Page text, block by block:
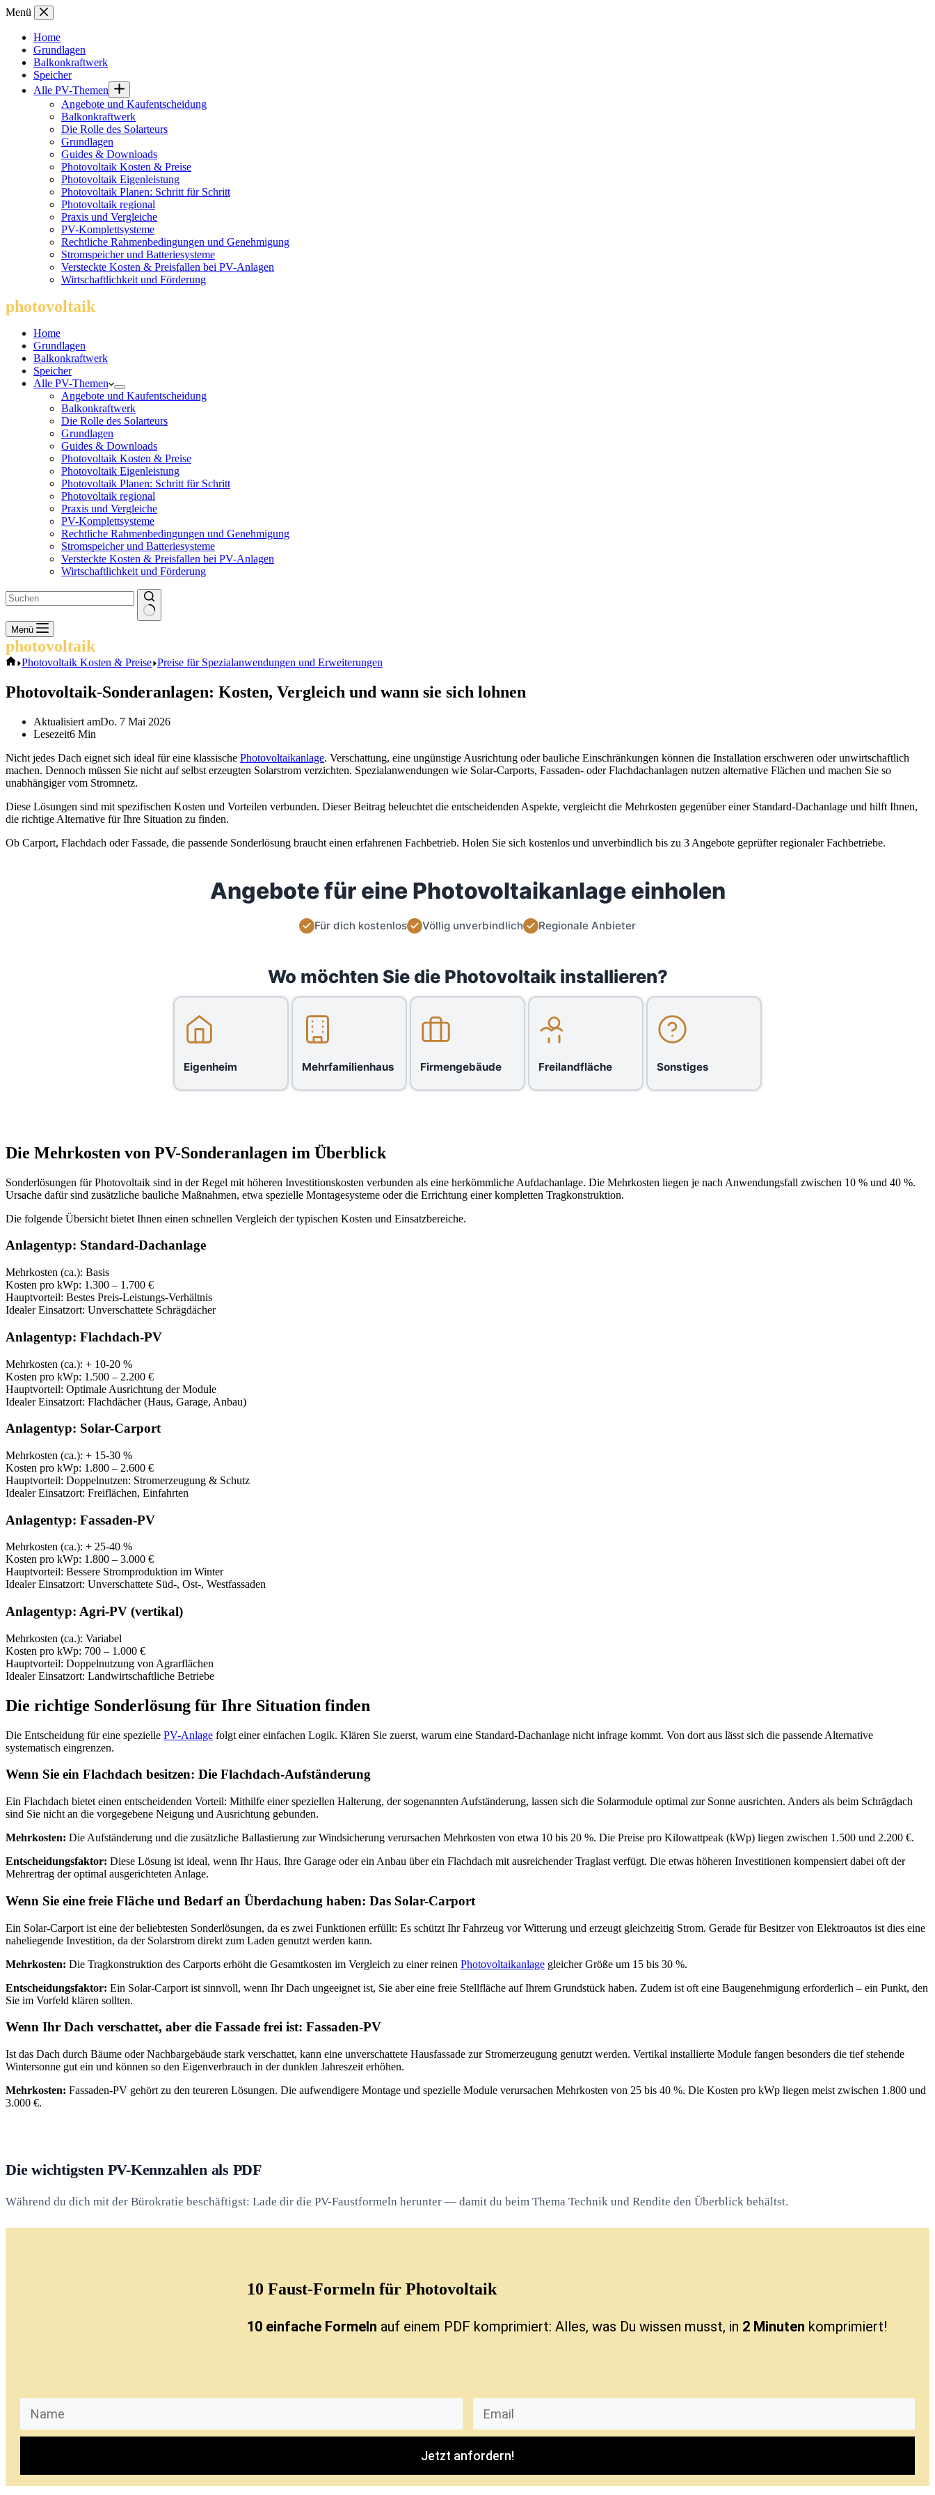
Zum
springen
Menü
Home
Grundlagen
Balkonkraftwerk
Speicher
Alle PV-Themen
Angebote und Kaufentscheidung
Balkonkraftwerk
Die Rolle des Solarteurs
Grundlagen
Guides & Downloads
Photovoltaik Kosten & Preise
Photovoltaik Eigenleistung
Photovoltaik Planen: Schritt für Schritt
Photovoltaik regional
Praxis und Vergleiche
PV-Komplettsysteme
Rechtliche Rahmenbedingungen und Genehmigung
Stromspeicher und Batteriesysteme
Versteckte Kosten & Preisfallen bei PV-Anlagen
Wirtschaftlichkeit und Förderung
photovoltaik
Home
Grundlagen
Balkonkraftwerk
Speicher
Alle PV-Themen
Angebote und Kaufentscheidung
Balkonkraftwerk
Die Rolle des Solarteurs
Grundlagen
Guides & Downloads
Photovoltaik Kosten & Preise
Photovoltaik Eigenleistung
Photovoltaik Planen: Schritt für Schritt
Photovoltaik regional
Praxis und Vergleiche
PV-Komplettsysteme
Rechtliche Rahmenbedingungen und Genehmigung
Stromspeicher und Batteriesysteme
Versteckte Kosten & Preisfallen bei PV-Anlagen
Wirtschaftlichkeit und Förderung
Keine
Ergebnisse
Menü
photovoltaik
Start
Photovoltaik Kosten & Preise Preise für Spezialanwendungen und Erweiterungen
Photovoltaik-Sonderanlagen: Kosten, Vergleich und wann sie sich lohnen
Aktualisiert amDo. 7 Mai 2026
Lesezeit6 Min
Nicht jedes Dach eignet sich ideal für eine klassische Photovoltaikanlage. Verschattung, eine ungünstige Ausrichtung oder bauliche Einschränkungen können die Installation erschweren oder unwirtschaftlich
machen. Dennoch müssen Sie nicht auf selbst erzeugten Solarstrom verzichten. Spezialanwendungen wie Solar-Carports, Fassaden- oder Flachdachanlagen nutzen alternative Flächen und machen Sie so
unabhängiger vom Stromnetz.
Diese Lösungen sind mit spezifischen Kosten und Vorteilen verbunden. Dieser Beitrag beleuchtet die entscheidenden Aspekte, vergleicht die Mehrkosten gegenüber einer Standard-Dachanlage und hilft Ihnen,
die richtige Alternative für Ihre Situation zu finden.
Ob Carport, Flachdach oder Fassade, die passende Sonderlösung braucht einen erfahrenen Fachbetrieb. Holen Sie sich kostenlos und unverbindlich bis zu 3 Angebote geprüfter regionaler Fachbetriebe.
Angebote für eine Photovoltaikanlage einholen
Für dich kostenlos Völlig unverbindlich Regionale Anbieter
Wo möchten Sie die Photovoltaik installieren?
Eigenheim Mehrfamilienhaus Firmengebäude Freilandfläche Sonstiges
Die Mehrkosten von PV-Sonderanlagen im Überblick
Sonderlösungen für Photovoltaik sind in der Regel mit höheren Investitionskosten verbunden als eine herkömmliche Aufdachanlage. Die Mehrkosten liegen je nach Anwendungsfall zwischen 10 % und 40 %.
Ursache dafür sind zusätzliche bauliche Maßnahmen, etwa spezielle Montagesysteme oder die Errichtung einer kompletten Tragkonstruktion.
Die folgende Übersicht bietet Ihnen einen schnellen Vergleich der typischen Kosten und Einsatzbereiche.
Anlagentyp: Standard-Dachanlage
Mehrkosten (ca.): Basis
Kosten pro kWp: 1.300 – 1.700 €
Hauptvorteil: Bestes Preis-Leistungs-Verhältnis
Idealer Einsatzort: Unverschattete Schrägdächer
Anlagentyp: Flachdach-PV
Mehrkosten (ca.): + 10-20 %
Kosten pro kWp: 1.500 – 2.200 €
Hauptvorteil: Optimale Ausrichtung der Module
Idealer Einsatzort: Flachdächer (Haus, Garage, Anbau)
Anlagentyp: Solar-Carport
Mehrkosten (ca.): + 15-30 %
Kosten pro kWp: 1.800 – 2.600 €
Hauptvorteil: Doppelnutzen: Stromerzeugung & Schutz
Idealer Einsatzort: Freiflächen, Einfahrten
Anlagentyp: Fassaden-PV
Mehrkosten (ca.): + 25-40 %
Kosten pro kWp: 1.800 – 3.000 €
Hauptvorteil: Bessere Stromproduktion im Winter
Idealer Einsatzort: Unverschattete Süd-, Ost-, Westfassaden
Anlagentyp: Agri-PV (vertikal)
Mehrkosten (ca.): Variabel
Kosten pro kWp: 700 – 1.000 €
Hauptvorteil: Doppelnutzung von Agrarflächen
Idealer Einsatzort: Landwirtschaftliche Betriebe
Die richtige Sonderlösung für Ihre Situation finden
Die Entscheidung für eine spezielle PV-Anlage folgt einer einfachen Logik. Klären Sie zuerst, warum eine Standard-Dachanlage nicht infrage kommt. Von dort aus lässt sich die passende Alternative
systematisch eingrenzen.
Wenn Sie ein Flachdach besitzen: Die Flachdach-Aufständerung
Ein Flachdach bietet einen entscheidenden Vorteil: Mithilfe einer speziellen Halterung, der sogenannten Aufständerung, lassen sich die Solarmodule optimal zur Sonne ausrichten. Anders als beim Schrägdach
sind Sie nicht an die vorgegebene Neigung und Ausrichtung gebunden.
Mehrkosten: Die Aufständerung und die zusätzliche Ballastierung zur Windsicherung verursachen Mehrkosten von etwa 10 bis 20 %. Die Preise pro Kilowattpeak (kWp) liegen zwischen 1.500 und 2.200 €.
Entscheidungsfaktor: Diese Lösung ist ideal, wenn Ihr Haus, Ihre Garage oder ein Anbau über ein Flachdach mit ausreichender Traglast verfügt. Die etwas höheren Investitionen kompensiert dabei oft der
Mehrertrag der optimal ausgerichteten Anlage.
Wenn Sie eine freie Fläche und Bedarf an Überdachung haben: Das Solar-Carport
Ein Solar-Carport ist eine der beliebtesten Sonderlösungen, da es zwei Funktionen erfüllt: Es schützt Ihr Fahrzeug vor Witterung und erzeugt gleichzeitig Strom. Gerade für Besitzer von Elektroautos ist dies eine
naheliegende Investition, da der Solarstrom direkt zum Laden genutzt werden kann.
Mehrkosten: Die Tragkonstruktion des Carports erhöht die Gesamtkosten im Vergleich zu einer reinen Photovoltaikanlage gleicher Größe um 15 bis 30 %.
Entscheidungsfaktor: Ein Solar-Carport ist sinnvoll, wenn Ihr Dach ungeeignet ist, Sie aber eine freie Stellfläche auf Ihrem Grundstück haben. Zudem ist oft eine Baugenehmigung erforderlich – ein Punkt, den
Sie im Vorfeld klären sollten.
Wenn Ihr Dach verschattet, aber die Fassade frei ist: Fassaden-PV
Ist das Dach durch Bäume oder Nachbargebäude stark verschattet, kann eine unverschattete Hausfassade zur Stromerzeugung genutzt werden. Vertikal installierte Module fangen besonders die tief stehende
Wintersonne gut ein und können so den Eigenverbrauch in der dunklen Jahreszeit erhöhen.
Mehrkosten: Fassaden-PV gehört zu den teureren Lösungen. Die aufwendigere Montage und spezielle Module verursachen Mehrkosten von 25 bis 40 %. Die Kosten pro kWp liegen meist zwischen 1.800 und
3.000 €.
Die wichtigsten PV-Kennzahlen als PDF
Während du dich mit der Bürokratie beschäftigst: Lade dir die PV-Faustformeln herunter — damit du beim Thema Technik und Rendite den Überblick behältst.
10 Faust-Formeln für Photovoltaik
10 einfache Formeln auf einem PDF komprimiert: Alles, was Du wissen musst, in 2 Minuten komprimiert!
Jetzt anfordern!